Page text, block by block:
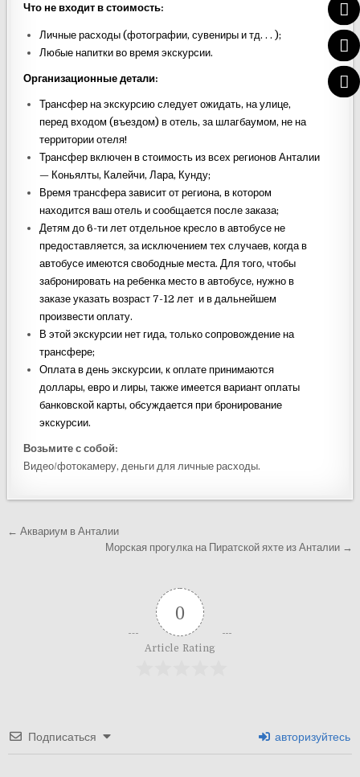
Что не входит в стоимость:
Личные расходы (фотографии, сувениры и тд. . . );
Любые напитки во время экскурсии.
Организационные детали:
Трансфер на экскурсию следует ожидать, на улице,
перед входом (въездом) в отель, за шлагбаумом, не на
территории отеля!
Трансфер включен в стоимость из всех регионов Анталии
— Коньялты, Калейчи, Лара, Кунду;
Время трансфера зависит от региона, в котором
находится ваш отель и сообщается после заказа;
Детям до 6-ти лет отдельное кресло в автобусе не
предоставляется, за исключением тех случаев, когда в
автобусе имеются свободные места. Для того, чтобы
забронировать на ребенка место в автобусе, нужно в
заказе указать возраст 7-12 лет и в дальнейшем
произвести оплату.
В этой экскурсии нет гида, только сопровождение на
трансфере;
Оплата в день экскурсии, к оплате принимаются
доллары, евро и лиры, также имеется вариант оплаты
банковской карты, обсуждается при бронирование
экскурсии.
Возьмите с собой:
Видео/фотокамеру, деньги для личные расходы.
Навигация
← Аквариум в Анталии
Морская прогулка на Пиратской яхте из Анталии →
0
Article Rating
Подписаться авторизуйтесь